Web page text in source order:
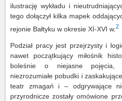
ilustrację wykładu i
tego dołączył kilka mapek
rejonie Bałtyku w okresie XI-XVI w. 2
Podział pracy jest przejrzysty i
nawet początkujący miłośnik
boleśnie o niejasne pojęcia,
niezrozumiałe pobudki i
teatr zmagań i – odgrywające
przyrodnicze zostały omówione